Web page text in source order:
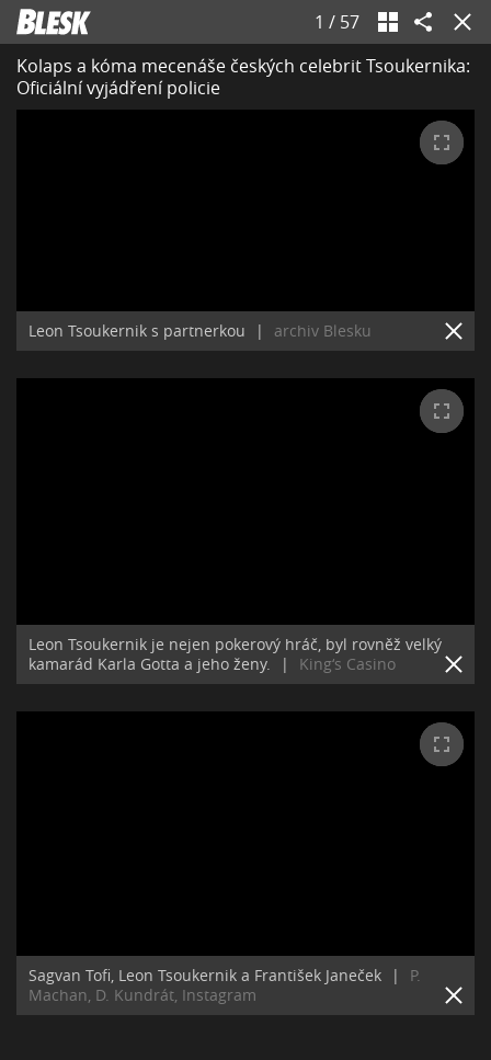
1 / 57
Kolaps a kóma mecenáše českých celebrit Tsoukernika:
Oficiální vyjádření policie
Leon Tsoukernik s partnerkou | archiv Blesku
Leon Tsoukernik je nejen pokerový hráč, byl rovněž velký
kamarád Karla Gotta a jeho ženy.
| King‘s Casino
Sagvan Tofi, Leon Tsoukernik a František Janeček |
P.
Machan, D. Kundrát, Instagram